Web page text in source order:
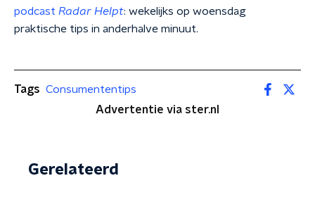
podcast Radar Helpt: wekelijks op woensdag
praktische tips in anderhalve minuut.
Tags Consumententips
Advertentie via ster.nl
Gerelateerd